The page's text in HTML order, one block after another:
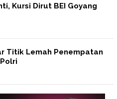
Kursi Dirut BEI Goyang
Titik Lemah Penempatan